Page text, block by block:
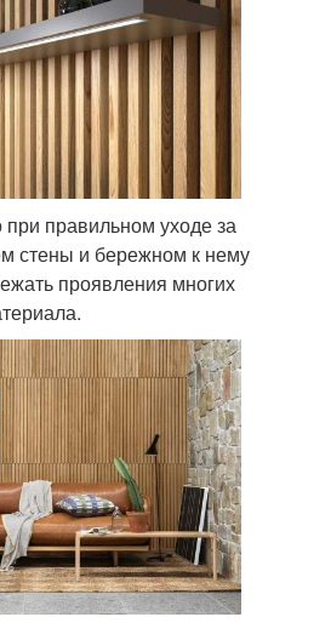
при правильном уходе за
стены и бережном к нему
проявления многих